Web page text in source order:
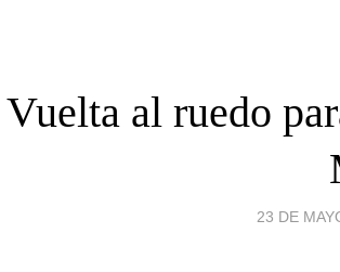
Vuelta al ruedo
23 DE